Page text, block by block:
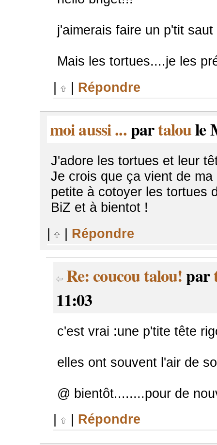
j'aimerais faire un p'tit
Mais les tortues....je les
Répondre
moi aussi ...partaloule
J'adore les tortues et leur
Je crois que ça vient de
petite à cotoyer les tortues
BiZ et à bientot !
Répondre
Re: coucou talou!par
11:03
c'est vrai :une p'tite tête
elles ont souvent l'air de
@ bientôt........pour de
Répondre